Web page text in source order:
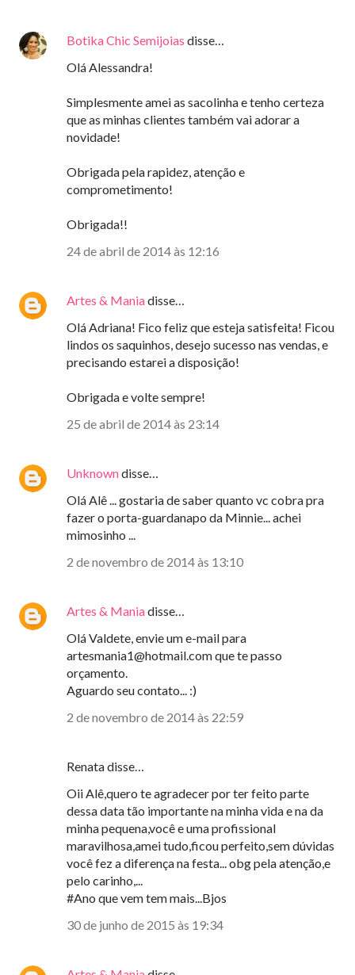
Botika Chic Semijoias disse…
Olá Alessandra!
Simplesmente amei as sacolinha e tenho certeza
que as minhas clientes também vai adorar a
novidade!
Obrigada pela rapidez, atenção e
comprometimento!
Obrigada!!
24 de abril de 2014 às 12:16
Artes & Maniadisse…
Olá Adriana! Fico feliz que esteja satisfeita! Ficou
lindos os saquinhos, desejo sucesso nas vendas, e
precisando estarei a disposição!
Obrigada e volte sempre!
25 de abril de 2014 às 23:14
Unknowndisse…
Olá Alê ... gostaria de saber quanto vc cobra pra
fazer o porta-guardanapo da Minnie... achei
mimosinho ...
2 de novembro de 2014 às 13:10
Artes & Maniadisse…
Olá Valdete, envie um e-mail para
artesmania1@hotmail.com que te passo
orçamento.
Aguardo seu contato... :)
2 de novembro de 2014 às 22:59
Renata disse…
Oii Alê,quero te agradecer por ter feito parte
dessa data tão importante na minha vida e na da
minha pequena,você e uma profissional
maravilhosa,amei tudo,ficou perfeito,sem dúvidas
você fez a diferença na festa... obg pela atenção,e
pelo carinho,...
#Ano que vem tem mais...Bjos
30 de junho de 2015 às 19:34